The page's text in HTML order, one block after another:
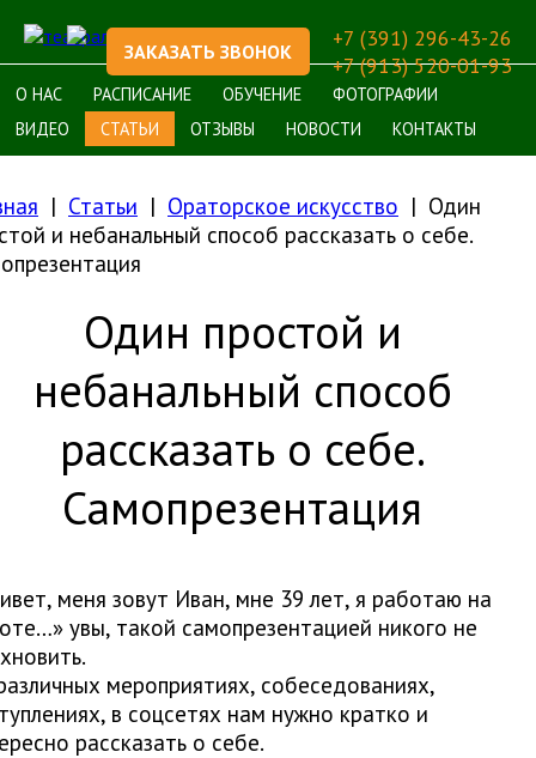
+7 (391) 296-43-26
+7 (913) 520-01-93
ЗАКАЗАТЬ ЗВОНОК
О НАС РАСПИСАНИЕ ОБУЧЕНИЕ
ФОТОГРАФИИ
ВИДЕО
СТАТЬИ ОТЗЫВЫ НОВОСТИ КОНТАКТЫ
Статьи Ораторское искусство
Один
и небанальный способ рассказать о себе.
Один простой и
небанальный способ
рассказать о себе.
Самопрезентация
меня зовут Иван, мне 39 лет, я работаю на
увы, такой самопрезентацией никого не
мероприятиях, собеседованиях,
в соцсетях нам нужно кратко и
рассказать о себе.​